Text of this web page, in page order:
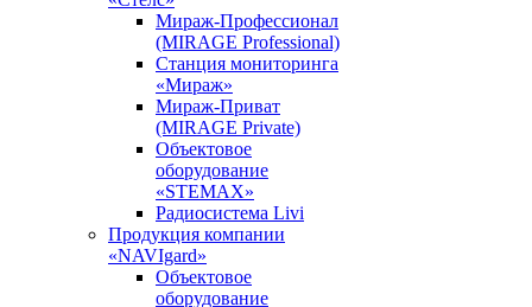
Мираж-Профессионал
(MIRAGE Professional)
Станция мониторинга
«Мираж»
Мираж-Приват
(MIRAGE Private)
Объектовое
оборудование
«STEMAX»
Радиосистема Livi
Продукция компании
«NAVIgard»
Объектовое
оборудование